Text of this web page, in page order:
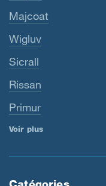
Majcoat
Wigluv
Sicrall
Rissan
Primur
Voir plus